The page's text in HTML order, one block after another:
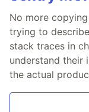
No more
trying to
stack traces in
understand their
the actual